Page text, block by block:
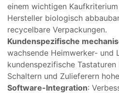
einem wichtigen
Hersteller biologisch
recycelbare Verpackungen.
Kundenspezifische
wachsende Heimwerker- und
kundenspezifische
Schaltern und Zulieferern
Software-Integration: